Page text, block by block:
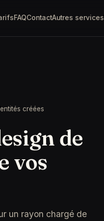
FAQContactAutres services
créées
de
vos
un rayon chargé de